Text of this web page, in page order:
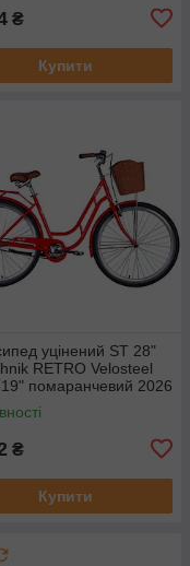
₴
Купити
уцінений ST 28"
RETRO Velosteel
помаранчевий 2026
₴
Купити